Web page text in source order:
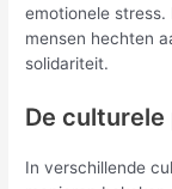
emotionele
mensen hechten
solidariteit.
De
In verschillende